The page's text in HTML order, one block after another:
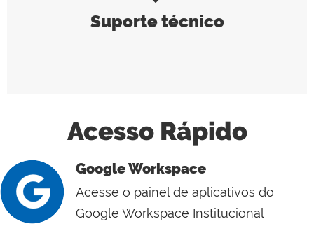
Suporte técnico
Acesso Rápido
Google Workspace
Acesse o painel de aplicativos do
Google Workspace Institucional